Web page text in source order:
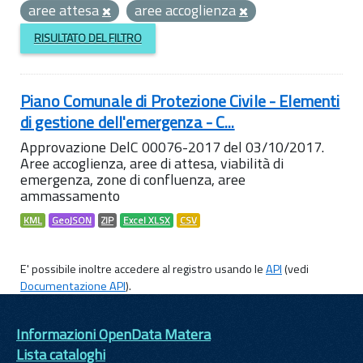
aree attesa
aree accoglienza
RISULTATO DEL FILTRO
Piano Comunale di Protezione Civile - Elementi
di gestione dell'emergenza - C...
Approvazione DelC 00076-2017 del 03/10/2017.
Aree accoglienza, aree di attesa, viabilità di
emergenza, zone di confluenza, aree
ammassamento
KML GeoJSON ZIP Excel XLSX CSV
E' possibile inoltre accedere al registro usando leAPI(vedi
Documentazione API).
Informazioni OpenData Matera
Lista cataloghi